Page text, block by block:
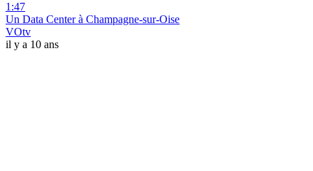
1:47
Un Data Center à Champagne-sur-Oise
VOtv
il y a 10 ans